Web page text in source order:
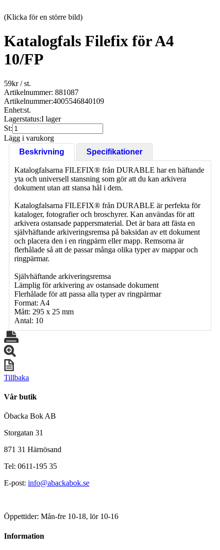
(Klicka för en större bild)
Katalogfals Filefix för A4
10/FP
59kr/ st.
Artikelnummer: 881087
Artikelnummer:4005546840109
Enhet:st.
Lagerstatus:I lager
St:
Lägg i varukorg
Beskrivning
Specifikationer
Katalogfalsarna FILEFIX® från DURABLE har en häftande
yta och universell stansning som gör att du kan arkivera
dokument utan att stansa hål i dem.
Katalogfalsarna FILEFIX® från DURABLE är perfekta för
kataloger, fotografier och broschyrer. Kan användas för att
arkivera ostansade pappersmaterial. Det är bara att fästa en
självhäftande arkiveringsremsa på baksidan av ett dokument
och placera den i en ringpärm eller mapp. Remsorna är
flerhålade så att de passar många olika typer av mappar och
ringpärmar.
Självhäftande arkiveringsremsa
Lämplig för arkivering av ostansade dokument
Flerhålade för att passa alla typer av ringpärmar
Format: A4
Mått: 295 x 25 mm
Antal: 10
Tillbaka
Vår butik
Öbacka Bok AB
Storgatan 31
871 31 Härnösand
Tel: 0611-195 35
E-post: info@abackabok.se
Öppettider: Mån-fre 10-18, lör 10-16
Information